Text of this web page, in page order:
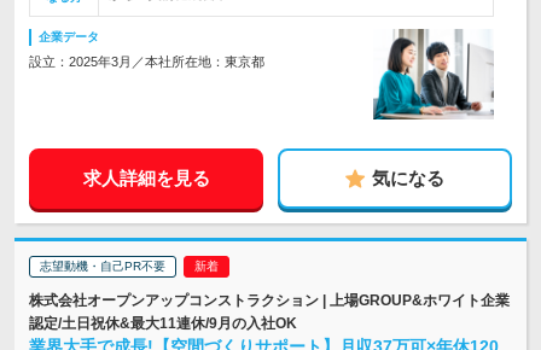
企業データ
設立：2025年3月／本社所在地：東京都
求人詳細を見る 気になる
志望動機・自己PR不要
株式会社オープンアップコンストラクション | 上場GROUP&ホワイト企業
認定/土日祝休&最大11連休/9月の入社OK